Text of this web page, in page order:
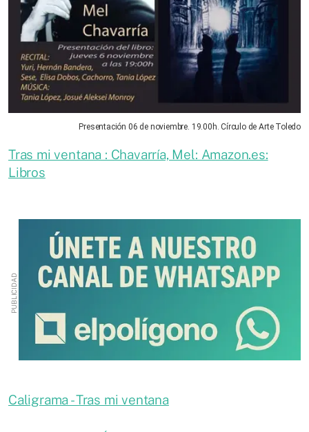
Presentación 06 de noviembre. 19.00h. Círculo de Arte Toledo
Tras mi ventana : Chavarría, Mel: Amazon.es:
Libros
Caligrama - Tras mi ventana